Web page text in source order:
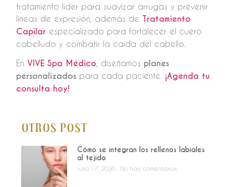
Otros Post
Cómo se integran los rellenos labiales
al tejido
julio 17, 2026 No hay comentarios
tratamiento líder para suavizar arrugas y prevenir
líneas de expresión, además de Tratamiento
Capilar especializado para fortalecer el cuero
cabelludo y combatir la caída del cabello.
En VIVE Spa Médico , diseñamos planes
personalizados para cada paciente. ¡Agenda tu
consulta hoy!